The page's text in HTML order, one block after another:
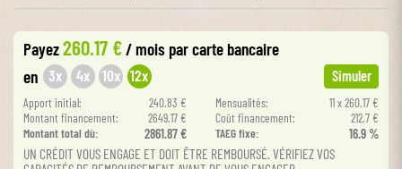
Cables & Acces.
HiFi
Bundle
Payez260.17 €/ mois par carte bancaire
en 3x 4x 10x 12x Simuler
Apport initial: 240.83 € Mensualités:
11 x 260.17 €
Montant financement:
2649.17 € Coût financement:
212.7 €
Montant total dù:
2861.87 € TAEG fixe: 16.9 %
UN CRÉDIT VOUS ENGAGE ET DOIT ÊTRE REMBOURSÉ. VÉRIFIEZ VOS